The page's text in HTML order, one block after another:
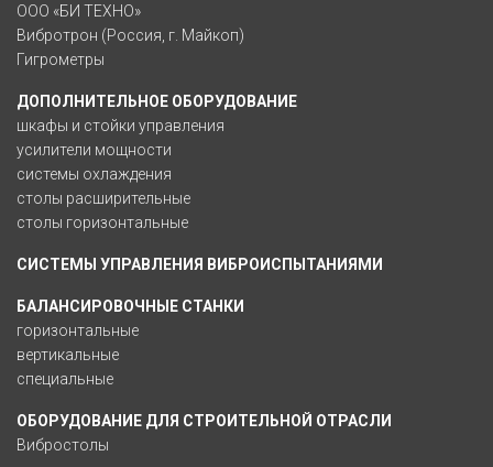
ООО «БИ ТЕХНО»
Вибротрон (Россия, г. Майкоп)
Гигрометры
ДОПОЛНИТЕЛЬНОЕ ОБОРУДОВАНИЕ
шкафы и стойки управления
усилители мощности
системы охлаждения
столы расширительные
столы горизонтальные
СИСТЕМЫ УПРАВЛЕНИЯ ВИБРОИСПЫТАНИЯМИ
БАЛАНСИРОВОЧНЫЕ СТАНКИ
горизонтальные
вертикальные
специальные
ОБОРУДОВАНИЕ ДЛЯ СТРОИТЕЛЬНОЙ ОТРАСЛИ
Вибростолы